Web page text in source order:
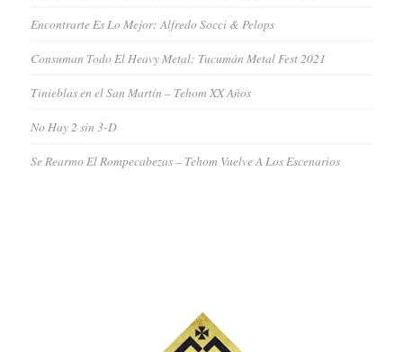
Encontrarte Es Lo Mejor: Alfredo Socci & Pelops
Consuman Todo El Heavy Metal: Tucumán Metal Fest 2021
Tinieblas en el San Martín – Tehom XX Años
No Hay 2 sin 3-D
Se Rearmo El Rompecabezas – Tehom Vuelve A Los Escenarios